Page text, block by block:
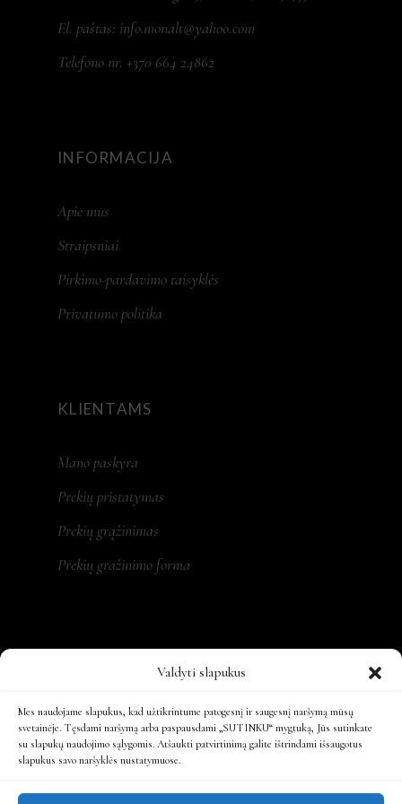
Valdyti slapukus
Mes naudojame slapukus, kad užtikrintume patogesnį ir saugesnį naršymą mūsų
svetainėje. Tęsdami naršymą arba paspausdami „SUTINKU“ mygtuką, Jūs sutinkate
su slapukų naudojimo sąlygomis. Atšaukti patvirtinimą galite ištrindami išsaugotus
slapukus savo naršyklės nustatymuose.
El. paštas: info.monalt@yahoo.com
Telefono nr. +370 664 24862
INFORMACIJA
Apie mus
Straipsniai
Pirkimo-pardavimo taisyklės
Privatumo politika
KLIENTAMS
Mano paskyra
Prekių pristatymas
Prekių grąžinimas
Prekių gražinimo forma
MONA LT, MB
Įm. kodas: 305479931